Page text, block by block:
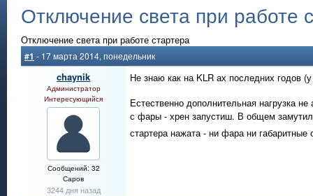
Отключение света при работе
Отключение света при работе стартера
#1 - 17 марта 2014, понедельник
chaynik
Администратор
Интересующийся
Сообщений: 32
Саров
3244 дня назад
Не знаю как на KLR ах последних годов
Естественно дополнительная нагрузка
с фары - хрен запустиш. В общем замутил
стартера нажата - ни фара ни габаритные